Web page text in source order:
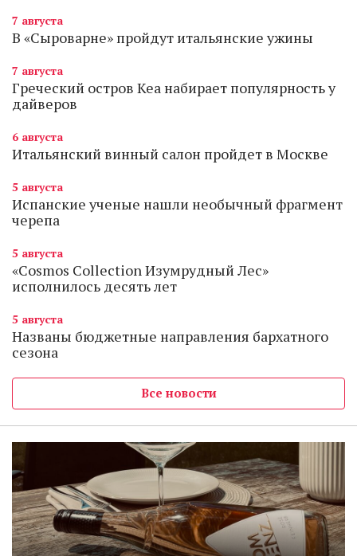
7 августа
В «Сыроварне» пройдут итальянские ужины
7 августа
Греческий остров Кеа набирает популярность у
дайверов
6 августа
Итальянский винный салон пройдет в Москве
5 августа
Испанские ученые нашли необычный фрагмент
черепа
5 августа
«Cosmos Collection Изумрудный Лес»
исполнилось десять лет
5 августа
Названы бюджетные направления бархатного
сезона
Все новости